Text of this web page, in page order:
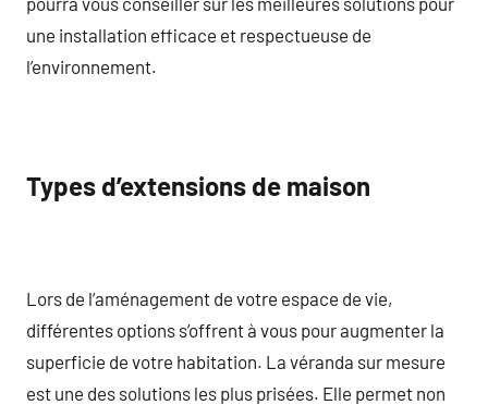
une installation efficace et respectueuse de
l’environnement.
Types d’extensions de maison
Lors de l’aménagement de votre espace de vie,
différentes options s’offrent à vous pour augmenter la
superficie de votre habitation. La véranda sur mesure
est une des solutions les plus prisées. Elle permet non